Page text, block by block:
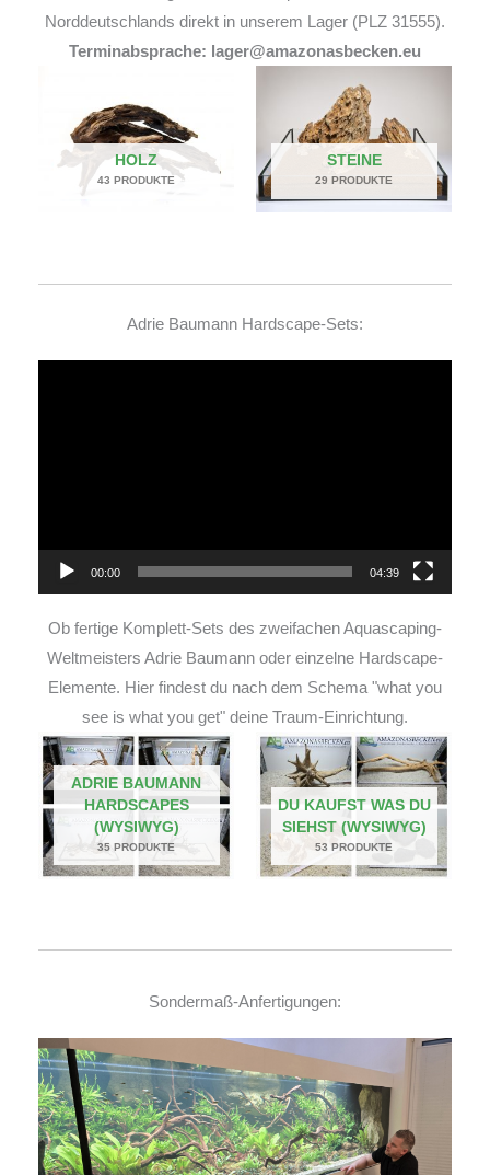
Norddeutschlands direkt in unserem Lager (PLZ 31555).
Terminabsprache: lager@amazonasbecken.eu
HOLZ
43 PRODUKTE
STEINE
29 PRODUKTE
Adrie Baumann Hardscape-Sets:
00:00 04:39
Ob fertige Komplett-Sets des zweifachen Aquascaping-
Weltmeisters Adrie Baumann oder einzelne Hardscape-
Elemente. Hier findest du nach dem Schema "what you
see is what you get" deine Traum-Einrichtung.
ADRIE BAUMANN
HARDSCAPES
(WYSIWYG)
35 PRODUKTE
DU KAUFST WAS DU
SIEHST (WYSIWYG)
53 PRODUKTE
Sondermaß-Anfertigungen: